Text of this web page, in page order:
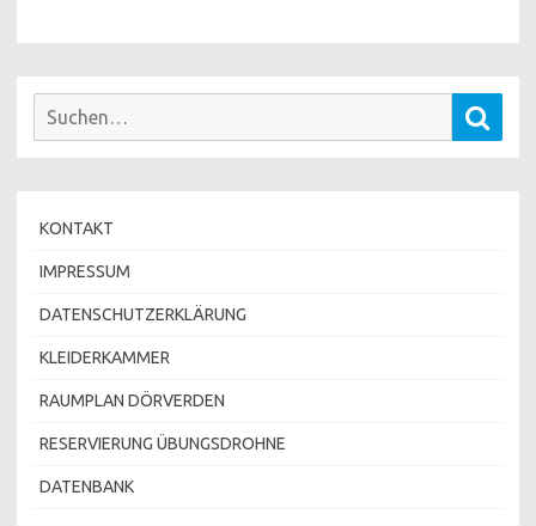
Suchen
KONTAKT
IMPRESSUM
DATENSCHUTZERKLÄRUNG
KLEIDERKAMMER
RAUMPLAN DÖRVERDEN
RESERVIERUNG ÜBUNGSDROHNE
DATENBANK